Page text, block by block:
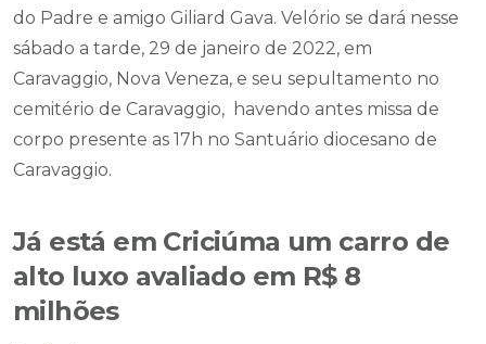
do Padre e amigo Giliard Gava. Velório se dará nesse
sábado a tarde, 29 de janeiro de 2022, em
Caravaggio, Nova Veneza, e seu sepultamento no
cemitério de Caravaggio, havendo antes missa de
corpo presente as 17h no Santuário diocesano de
Caravaggio.
Já está em Criciúma um carro de
alto luxo avaliado em R$ 8
milhões